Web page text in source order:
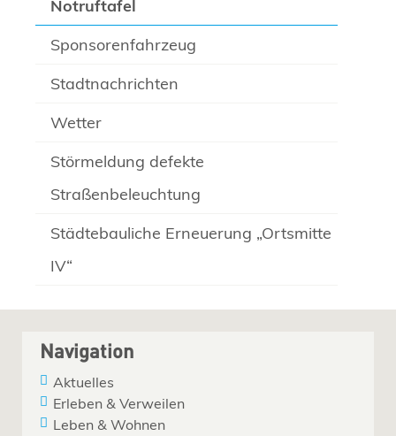
Notruftafel
Sponsorenfahrzeug
Stadtnachrichten
Wetter
Störmeldung defekte
Straßenbeleuchtung
Städtebauliche Erneuerung „Ortsmitte
IV“
Navigation
Aktuelles
Erleben & Verweilen
Leben & Wohnen